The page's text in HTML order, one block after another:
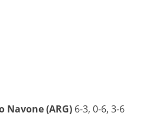
Navone (ARG)6-3, 0-6, 3-6